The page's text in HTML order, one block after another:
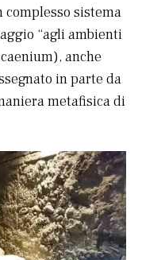
sistema
“agli ambienti
anche
in parte da
metafisica di